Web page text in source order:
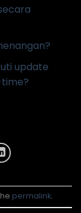
update
permalink.